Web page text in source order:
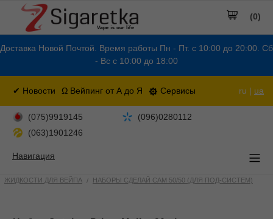
Доставка Новой Почтой. Время работы Пн - Пт. с 10:00 до 20:00. Сб
- Вс с 10:00 до 18:00
✔ Новости Ω Вейпинг от А до Я Сервисы ru | ua
(0)
(075)9919145
(096)0280112
(063)1901246
Навигация
ЖИДКОСТИ ДЛЯ ВЕЙПА НАБОРЫ СДЕЛАЙ САМ 50/50 (ДЛЯ ПОД-СИСТЕМ)